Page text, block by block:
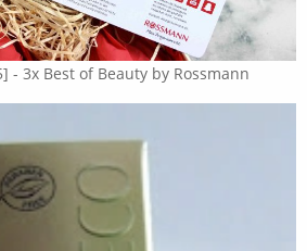
- 3x Best of Beauty by Rossmann